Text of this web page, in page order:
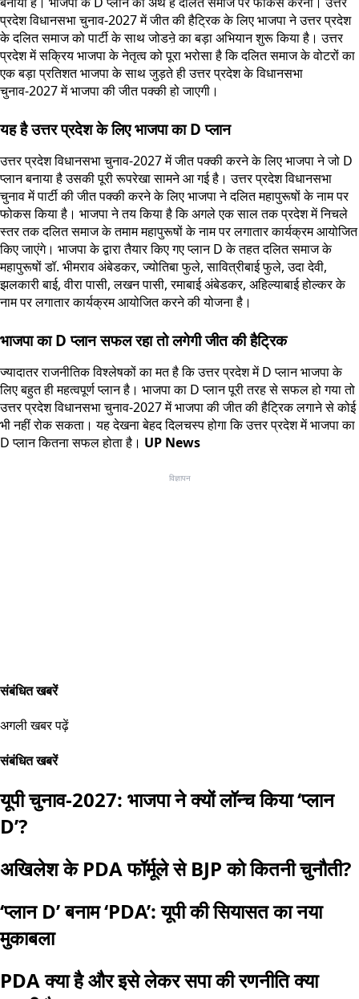
प्रदेश विधानसभा चुनाव-2027 में जीत की हैट्रिक के लिए भाजपा ने उत्तर प्रदेश
के दलित समाज को पार्टी के साथ जोडऩे का बड़ा अभियान शुरू किया है। उत्तर
प्रदेश में सक्रिय भाजपा के नेतृत्व को पूरा भरोसा है कि दलित समाज के वोटरों का
एक बड़ा प्रतिशत भाजपा के साथ जुड़ते ही उत्तर प्रदेश के विधानसभा
चुनाव-2027 में भाजपा की जीत पक्की हो जाएगी।
यह है उत्तर प्रदेश के लिए भाजपा का D प्लान
उत्तर प्रदेश विधानसभा चुनाव-2027 में जीत पक्की करने के लिए भाजपा ने जो D
प्लान बनाया है उसकी पूरी रूपरेखा सामने आ गई है। उत्तर प्रदेश विधानसभा
चुनाव में पार्टी की जीत पक्की करने के लिए भाजपा ने दलित महापुरूषों के नाम पर
फोकस किया है। भाजपा ने तय किया है कि अगले एक साल तक प्रदेश में निचले
स्तर तक दलित समाज के तमाम महापुरूषों के नाम पर लगातार कार्यक्रम आयोजित
किए जाएंगे। भाजपा के द्वारा तैयार किए गए प्लान D के तहत दलित समाज के
महापुरूषों डॉ. भीमराव अंबेडकर, ज्योतिबा फुले, सावित्रीबाई फुले, उदा देवी,
झलकारी बाई, वीरा पासी, लखन पासी, रमाबाई अंबेडकर, अहिल्याबाई होल्कर के
नाम पर लगातार कार्यक्रम आयोजित करने की योजना है।
भाजपा का D प्लान सफल रहा तो लगेगी जीत की हैट्रिक
ज्यादातर राजनीतिकविश्लेषकोंका मत है कि उत्तर प्रदेश में D प्लान भाजपा के
लिए बहुत ही महत्वपूर्ण प्लान है। भाजपा का D प्लान पूरी तरह से सफल हो गया तो
उत्तर प्रदेश विधानसभा चुनाव-2027 में भाजपा की जीत की हैट्रिक लगाने से कोई
भी नहीं रोक सकता। यह देखना बेहद दिलचस्प होगा कि उत्तर प्रदेश में भाजपा का
D प्लान कितना सफल होता है। UP News
विज्ञापन
संबंधित खबरें
अगली खबर पढ़ें
संबंधित खबरें
यूपी चुनाव-2027: भाजपा ने क्यों लॉन्च किया ‘प्लान
D’?
अखिलेश के PDA फॉर्मूले से BJP को कितनी चुनौती?
‘प्लान D’ बनाम ‘PDA’: यूपी की सियासत का नया
मुकाबला
PDA क्या है और इसे लेकर सपा की रणनीति क्या